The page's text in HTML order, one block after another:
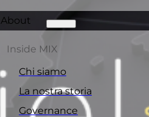
About
Inside MIX
Chi siamo
La nostra storia
Governance